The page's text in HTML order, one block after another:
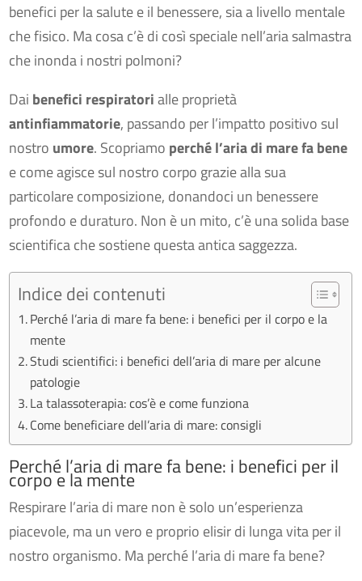
benefici per la salute e il benessere, sia a livello mentale
che fisico. Ma cosa c’è di così speciale nell’aria salmastra
che inonda i nostri polmoni?
Dai benefici respiratorialle proprietà
antinfiammatorie, passando per l’impatto positivo sul
nostro umore. Scopriamo perché l’aria di mare fa bene
e come agisce sul nostro corpo grazie alla sua
particolare composizione, donandoci un benessere
profondo e duraturo. Non è un mito, c’è una solida base
scientifica che sostiene questa antica saggezza.
Indice dei contenuti
Perché l’aria di mare fa bene: i benefici per il corpo e la
mente
Studi scientifici: i benefici dell’aria di mare per alcune
patologie
La talassoterapia: cos’è e come funziona
Come beneficiare dell’aria di mare: consigli
Perché l’aria di mare fa bene: i benefici per il
corpo e la mente
Respirare l’aria di mare non è solo un’esperienza
piacevole, ma un vero e proprio elisir di lunga vita per il
nostro organismo. Ma perché l’aria di mare fa bene?